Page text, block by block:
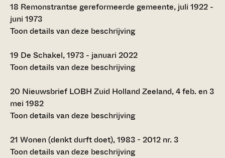
18 Remonstrantse gereformeerde gemeente, juli 1922 -
juni 1973
Toon details van deze beschrijving
19 De Schakel, 1973 - januari 2022
Toon details van deze beschrijving
20 Nieuwsbrief LOBH Zuid Holland Zeeland, 4 feb. en 3
mei 1982
Toon details van deze beschrijving
21 Wonen (denkt durft doet), 1983 - 2012 nr. 3
Toon details van deze beschrijving